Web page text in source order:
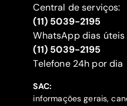
Central de serviços:
(11) 5039-2195
WhatsApp dias
(11) 5039-2195
‍Telefone 24h por dia
SAC:
informações gerais,